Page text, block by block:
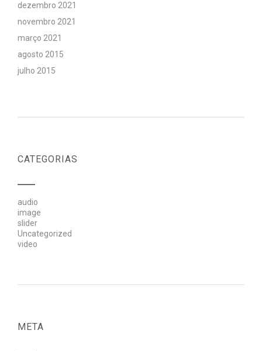
dezembro 2021
novembro 2021
março 2021
agosto 2015
julho 2015
CATEGORIAS
audio
image
slider
Uncategorized
video
META